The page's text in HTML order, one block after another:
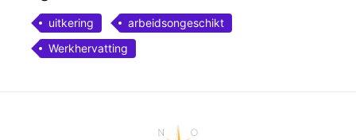
uitkering
arbeidsongeschikt
Werkhervatting